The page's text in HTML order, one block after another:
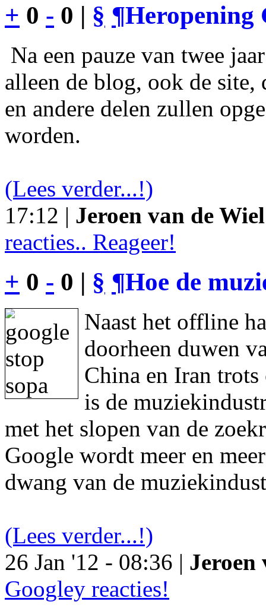
+ 0 - 0 | § ¶Heropening
Na een pauze van twee
alleen de blog, ook de site,
en andere delen zullen
worden.
(Lees verder...!)
17:12 | Jeroen van de Wiel
reacties.. Reageer!
+ 0 - 0 | § ¶Hoe de
Naast het offline
doorheen duwen
China en Iran
is de
met het slopen van de
Google wordt meer en
dwang van de
(Lees verder...!)
26 Jan '12 - 08:36 | Jeroen
Googley reacties!